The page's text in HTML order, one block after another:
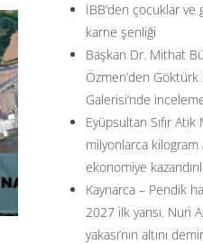
İBB’den çocuklar ve
karne şenliği
Başkan Dr. Mithat
Özmen’den Göktürk
Galerisi’nde
Eyüpsultan Sıfır Atık
milyonlarca kilogram
ekonomiye
Kaynarca – Pendik
2027 ilk yarısı. Nuri
yakası’nın altını